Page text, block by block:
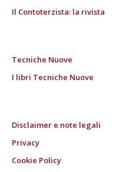
Il Contoterzista: la rivista
Tecniche Nuove
I libri Tecniche Nuove
Disclaimer e note legali
Privacy
Cookie Policy